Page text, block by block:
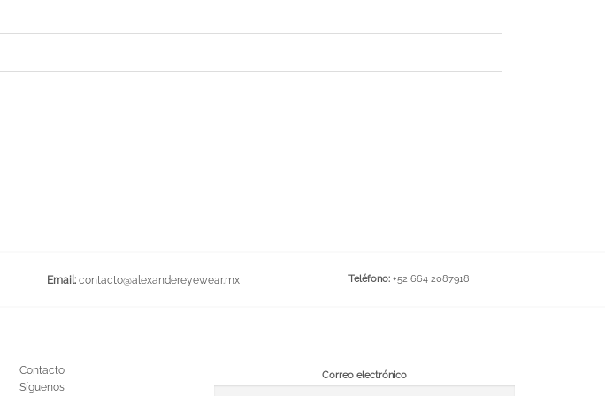
Email: contacto@alexandereyewear.mx Teléfono:+52 664 2087918
Contacto
Síguenos
Correo electrónico